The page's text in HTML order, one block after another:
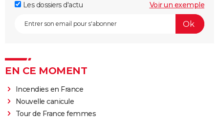
Les dossiers d'actu
Voir un exemple
EN CE MOMENT
Incendies en France
Nouvelle canicule
Tour de France femmes